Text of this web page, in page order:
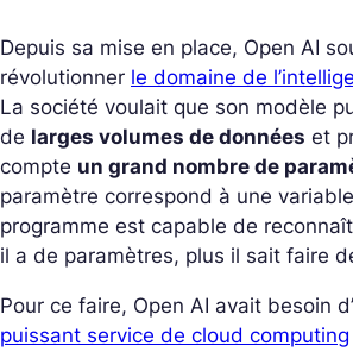
Depuis sa mise en place, Open AI
révolutionner le domaine de
La société voulait que son modèle
de larges volumes de données et
compte un grand nombre de
paramètre correspond à une
programme est capable de
il a de paramètres, plus il sait faire
Pour ce faire, Open AI avait besoin
puissant service de cloud computing